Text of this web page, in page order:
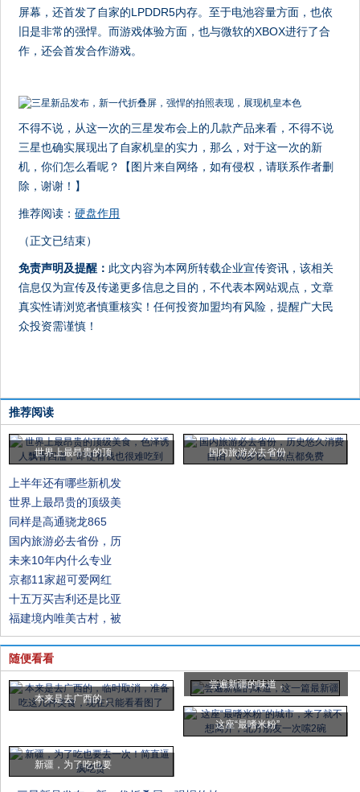
屏幕，还首发了自家的LPDDR5内存。至于电池容量方面，也依
旧是非常的强悍。而游戏体验方面，也与微软的XBOX进行了合
作，还会首发合作游戏。
不得不说，从这一次的三星发布会上的几款产品来看，不得不说
三星也确实展现出了自家机皇的实力，那么，对于这一次的新
机，你们怎么看呢？【图片来自网络，如有侵权，请联系作者删
除，谢谢！】
推荐阅读：硬盘作用
（正文已结束）
免责声明及提醒： 此文内容为本网所转载企业宣传资讯，该相关
信息仅为宣传及传递更多信息之目的，不代表本网站观点，文章
真实性请浏览者慎重核实！任何投资加盟均有风险，提醒广大民
众投资需谨慎！
推荐阅读
世界上最昂贵的顶 国内旅游必去省份
上半年还有哪些新机发
世界上最昂贵的顶级美
同样是高通骁龙865
国内旅游必去省份，历
未来10年内什么专业
京都11家超可爱网红
十五万买吉利还是比亚
福建境内唯美古村，被
随便看看
本来是去广西的，
尝遍新疆的味道，
这座“最嗜米粉”
新疆，为了吃也要